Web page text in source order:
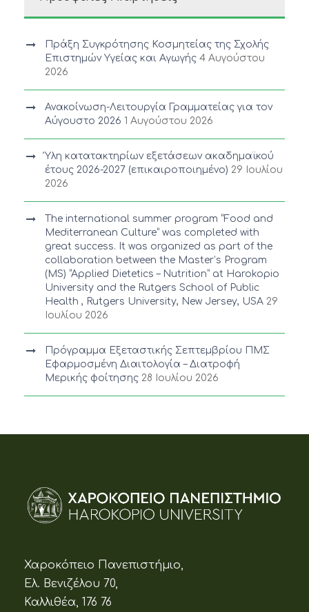
Πράξη Συγκρότησης Κοσμητείας της Σχολής
Επιστημών Υγείας και Αγωγής 4 Αυγούστου
2026
Ανακοίνωση-Λειτουργία Γραμματείας για τον
Αύγουστο 2026 1 Αυγούστου 2026
Ύλη κατατακτηρίων εξετάσεων ακαδημαϊκού
έτους 2026-2027 (επικαιροποιημένο) 29 Ιουλίου
2026
The international summer program “Food and
Mediterranean Culture” was completed with
great success. It was organized as part of the
collaboration between the Master’s Program
(MS) “Applied Dietetics – Nutrition” at Harokopio
University and the Rutgers School of Public
Health , Rutgers University, New Jersey, USA 29
Ιουλίου 2026
Πρόγραμμα Εξεταστικής Σεπτεμβρίου ΠΜΣ
Εφαρμοσμένη Διαιτολογία – Διατροφή
Μερικής φοίτησης 28 Ιουλίου 2026
Χαροκόπειο Πανεπιστήμιο,
Ελ. Βενιζέλου 70,
Καλλιθέα, 176 76